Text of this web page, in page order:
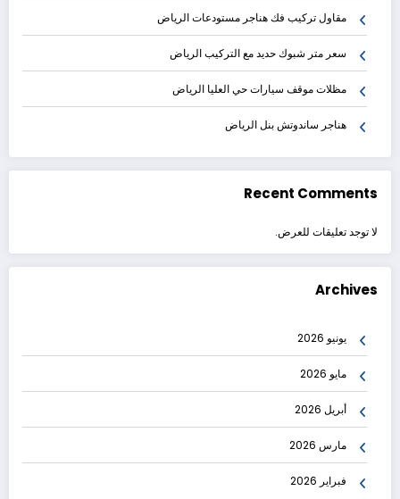
مقاول تركيب فك هناجر مستودعات الرياض
سعر متر شبوك حديد مع التركيب الرياض
مظلات موقف سيارات حي العليا الرياض
هناجر ساندوتش بنل الرياض
Recent Comments
لا توجد تعليقات للعرض.
Archives
يونيو 2026
مايو 2026
أبريل 2026
مارس 2026
فبراير 2026